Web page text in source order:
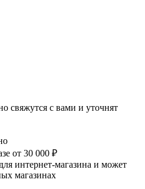
свяжутся с вами и уточнят
от 30 000 ₽
интернет-магазина и может
магазинах